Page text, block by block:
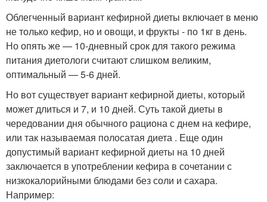
Облегченный вариант кефирной диеты включает в меню
не только кефир, но и овощи, и фрукты - по 1кг в день.
Но опять же — 10-дневный срок для такого режима
питания диетологи считают слишком великим,
оптимальный — 5-6 дней.
Но вот существует вариант кефирной диеты, который
может длиться и 7, и 10 дней. Суть такой диеты в
чередовании дня обычного рациона с днем на кефире,
или так называемая полосатая диета . Еще один
допустимый вариант кефирной диеты на 10 дней
заключается в употреблении кефира в сочетании с
низкокалорийными блюдами без соли и сахара.
Например: